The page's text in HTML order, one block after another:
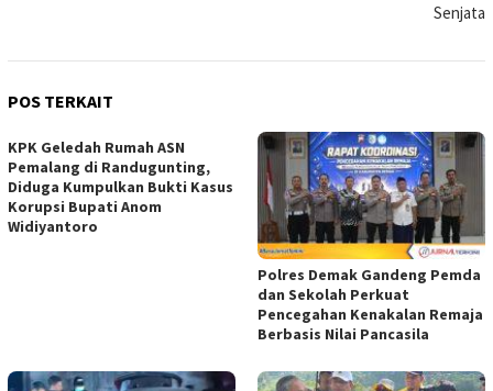
Senjata
POS TERKAIT
KPK Geledah Rumah ASN
Pemalang di Randugunting,
Diduga Kumpulkan Bukti Kasus
Korupsi Bupati Anom
Widiyantoro
Polres Demak Gandeng Pemda
dan Sekolah Perkuat
Pencegahan Kenakalan Remaja
Berbasis Nilai Pancasila